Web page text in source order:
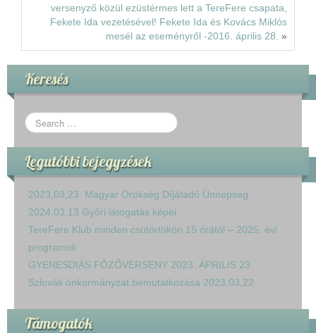
versenyző közül ezüstérmes lett a TereFere csapata,
Fekete Ida vezetésével! Fekete Ida és Kovács Miklós
mesél az eseményről -2016. április 28. »
Keresés
Legutóbbi bejegyzések
2023,03,23. Magyar Örökség Díjátadó Ünnepség
2024,03,13 Győri látogatás képei
TereFere Klub minden csütörtökön 15 órától – 2025. évi
programok
GYENESDIÁS FŐZŐVERSENY 2023. ÁPRILIS 23.
Szlovák önkormányzat bemutatkozása 2023,03,22
Támogatók